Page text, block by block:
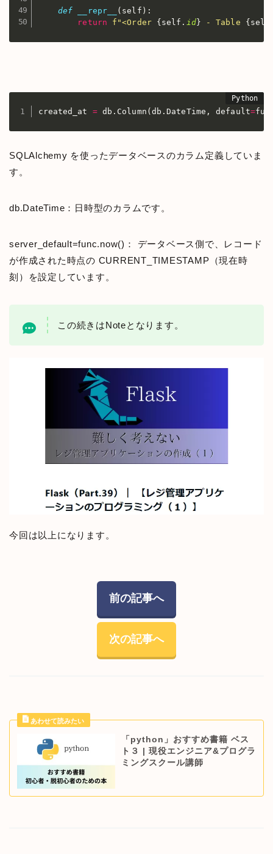
def __repr__ ( self ) :
return
f"<Order { self . id} - Table { self
created_at = db . Column ( db .DateTime , default=
SQLAlchemy を使ったデータベースのカラム定義していま
す。
db.DateTime：日時型のカラムです。
server_default=func.now()： データベース側で、レコード
が作成された時点の CURRENT_TIMESTAMP（現在時
刻）を設定しています。
この続きはNoteとなります。
今回は以上になります。
前の記事へ
次の記事へ
「python」おすすめ書籍 ベス
ト３ | 現役エンジニア&プログラ
ミングスクール講師